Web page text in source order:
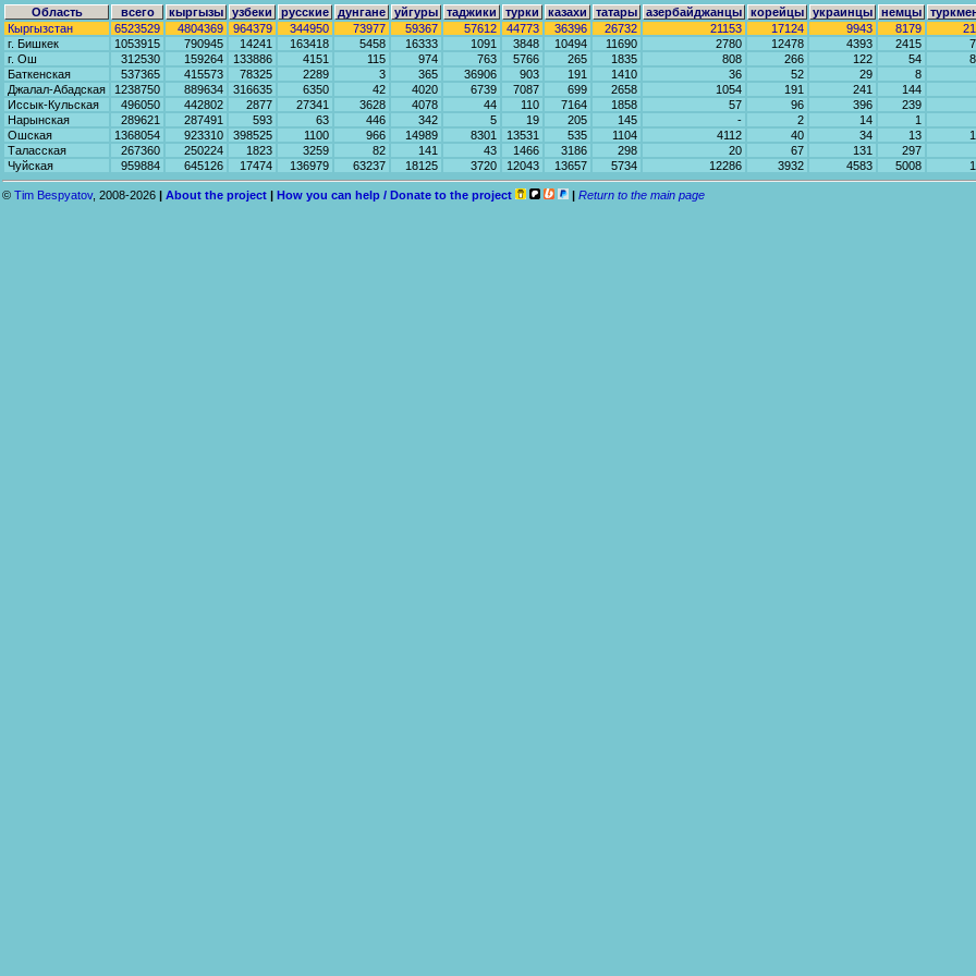
Область всего кыргызы узбеки русские дунгане уйгуры таджики турки казахи татары азербайджанцы корейцы украинцы немцы
Кыргызстан
6523529 4804369 964379 344950 73977 59367 57612 44773 36396 26732 21153 17124 9943 8179
г. Бишкек
1053915 790945 14241 163418 5458 16333 1091 3848 10494 11690 2780 12478 4393 2415
г. Ош
312530 159264 133886 4151 115 974 763 5766 265 1835 808 266 122 54
Баткенская
537365 415573 78325 2289 3 365 36906 903 191 1410 36 52 29 8
Джалал-Абадская
1238750 889634 316635 6350 42 4020 6739 7087 699 2658 1054 191 241 144
Иссык-Кульская
496050 442802 2877 27341 3628 4078 44 110 7164 1858 57 96 396 239
Нарынская
289621 287491 593 63 446 342 5 19 205 145 - 2 14 1
Ошская
1368054 923310 398525 1100 966 14989 8301 13531 535 1104 4112 40 34 13
Таласская
267360 250224 1823 3259 82 141 43 1466 3186 298 20 67 131 297
Чуйская
959884 645126 17474 136979 63237 18125 3720 12043 13657 5734 12286 3932 4583 5008
© Tim Bespyatov, 2008-2026 | About the project | How you can help / Donate to the project | Return to the main page